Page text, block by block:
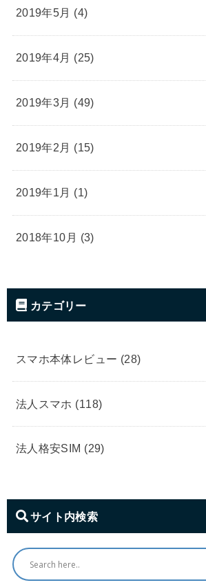
2019年5月 (4)
2019年4月 (25)
2019年3月 (49)
2019年2月 (15)
2019年1月 (1)
2018年10月 (3)
カテゴリー
スマホ本体レビュー (28)
法人スマホ (118)
法人格安SIM (29)
サイト内検索